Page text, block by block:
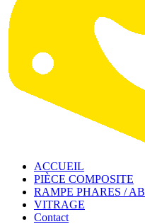
ACCUEIL
PIÈCE COMPOSITE
RAMPE PHARES / AB
VITRAGE
Contact